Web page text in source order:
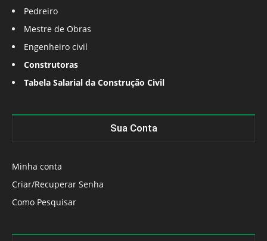
Pedreiro
Mestre de Obras
Engenheiro civil
Construtoras
Tabela Salarial da Construção Civil
Sua Conta
Minha conta
Criar/Recuperar Senha
Como Pesquisar